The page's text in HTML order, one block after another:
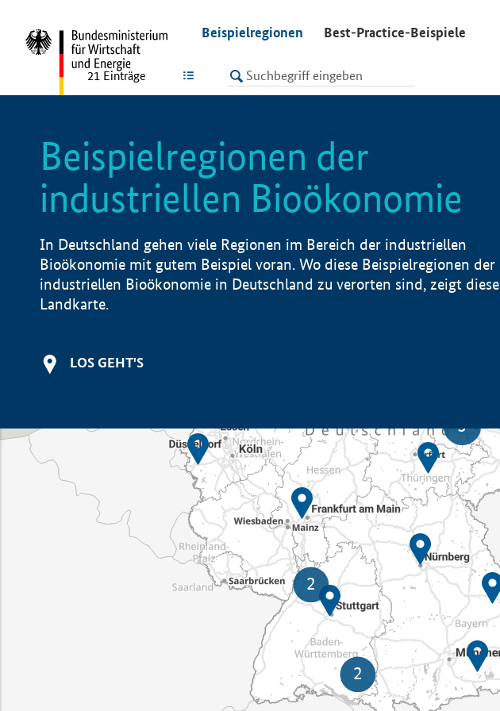
Beispielregionen Best-Practice-Beispiele
LISTE
21 Einträge
Beispielregionen der
industriellen Bioökonomie
In Deutschland gehen viele Regionen im Bereich der industriellen
Bioökonomie mit gutem Beispiel voran. Wo diese Beispielregionen der
industriellen Bioökonomie in Deutschland zu verorten sind, zeigt diese
Landkarte.
LOS GEHT'S